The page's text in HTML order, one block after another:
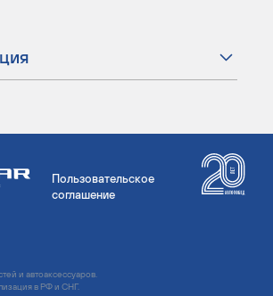
Пользовательское
соглашение
и автоаксессуаров.
в РФ и СНГ.